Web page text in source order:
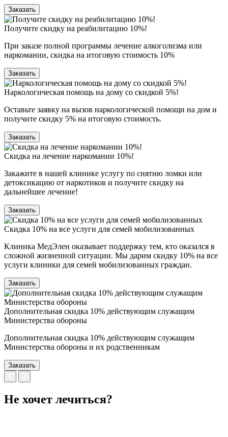
Заказать
Получите скидку на реабилитацию 10%!
При заказе полной программы лечение алкоголизма или
наркомании, скидка на итоговую стоимость 10%
Заказать
Наркологическая помощь на дому со скидкой 5%!
Оставьте заявку на вызов наркологической помощи на дом и
получите скидку 5% на итоговую стоимость.
Заказать
Скидка на лечение наркомании 10%!
Закажите в нашей клинике услугу по снятию ломки или
детоксикацию от наркотиков и получите скидку на
дальнейшее лечение!
Заказать
Скидка 10% на все услуги для семей мобилизованных
Клиника МедЭлен оказывает поддержку тем, кто оказался в
сложной жизненной ситуации. Мы дарим скидку 10% на все
услуги клиники для семей мобилизованных граждан.
Заказать
Дополнительная скидка 10% действующим служащим
Министерства обороны
Дополнительная скидка 10% действующим служащим
Министерства обороны и их родственникам
Заказать
Не хочет лечиться?